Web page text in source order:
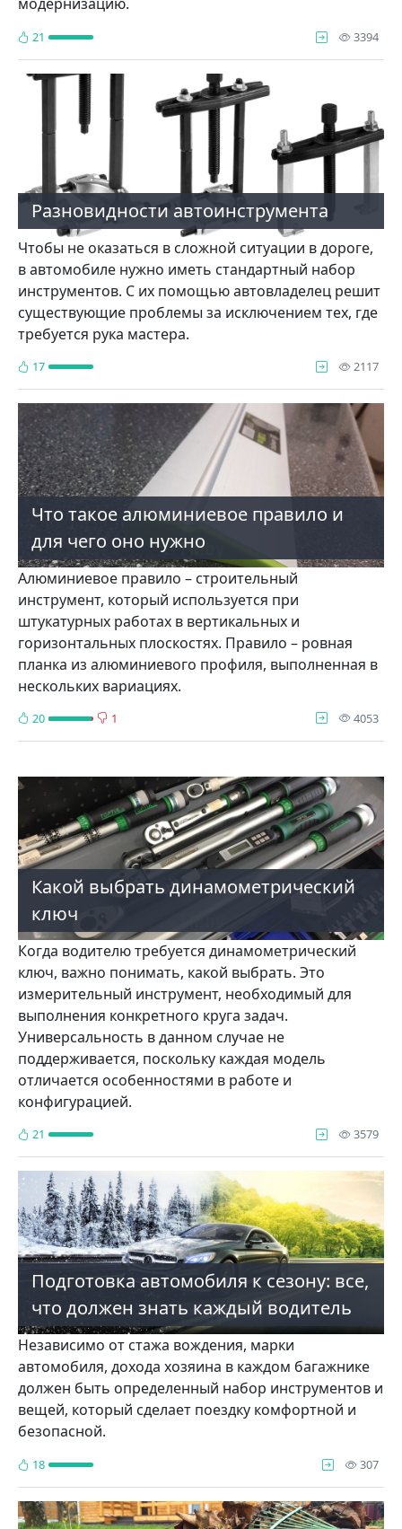
21 3394
Разновидности автоинструмента
Чтобы не оказаться в сложной ситуации в дороге,
в автомобиле нужно иметь стандартный набор
инструментов. С их помощью автовладелец решит
существующие проблемы за исключением тех, где
требуется рука мастера.
17 2117
Что такое алюминиевое правило и
для чего оно нужно
Алюминиевое правило – строительный
инструмент, который используется при
штукатурных работах в вертикальных и
горизонтальных плоскостях. Правило – ровная
планка из алюминиевого профиля, выполненная в
нескольких вариациях.
20 1 4053
Какой выбрать динамометрический
ключ
Когда водителю требуется динамометрический
ключ, важно понимать, какой выбрать. Это
измерительный инструмент, необходимый для
выполнения конкретного круга задач.
Универсальность в данном случае не
поддерживается, поскольку каждая модель
отличается особенностями в работе и
конфигурацией.
21 3579
Подготовка автомобиля к сезону: все,
что должен знать каждый водитель
Независимо от стажа вождения, марки
автомобиля, дохода хозяина в каждом багажнике
должен быть определенный набор инструментов и
вещей, который сделает поездку комфортной и
безопасной.
18 307